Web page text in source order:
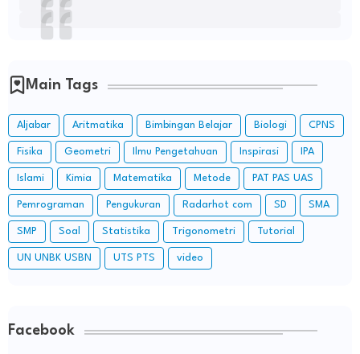
Main Tags
Aljabar Aritmatika Bimbingan Belajar Biologi CPNS
Fisika Geometri Ilmu Pengetahuan Inspirasi IPA
Islami Kimia Matematika Metode PAT PAS UAS
Pemrograman Pengukuran Radarhot com SD SMA
SMP Soal Statistika Trigonometri Tutorial
UN UNBK USBN UTS PTS video
Facebook